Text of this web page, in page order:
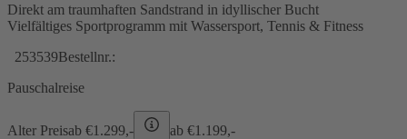
Direkt am traumhaften Sandstrand in idyllischer Bucht
Vielfältiges Sportprogramm mit Wassersport, Tennis & Fitness
253539Bestellnr.:
Pauschalreise
Alter Preisab €1.299,- ab €1.199,-